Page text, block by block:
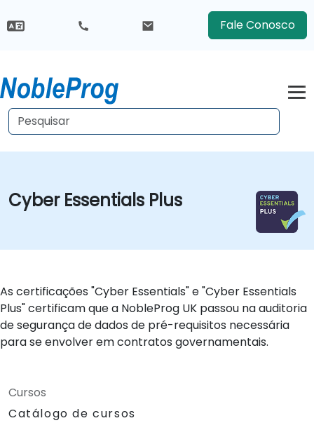
Fale Conosco
Cyber Essentials Plus
As certificações "Cyber Essentials" e "Cyber Essentials
Plus" certificam que a NobleProg UK passou na auditoria
de segurança de dados de pré-requisitos necessária
para se envolver em contratos governamentais.
Cursos
Catálogo de cursos